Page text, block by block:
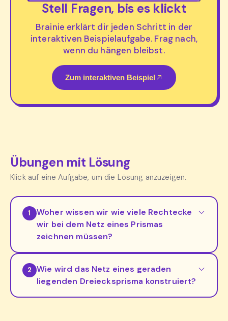
Stell Fragen, bis es klickt
Brainie erklärt dir jeden Schritt in der
interaktiven Beispielaufgabe. Frag nach,
wenn du hängen bleibst.
Zum interaktiven Beispiel
Übungen mit Lösung
Klick auf eine Aufgabe, um die Lösung anzuzeigen.
1
Woher wissen wir wie viele Rechtecke
wir bei dem Netz eines Prismas
zeichnen müssen?
2
Wie wird das Netz eines geraden
liegenden Dreiecksprisma konstruiert?